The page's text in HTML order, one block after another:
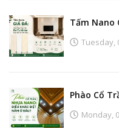
Tuesday,
Monday,